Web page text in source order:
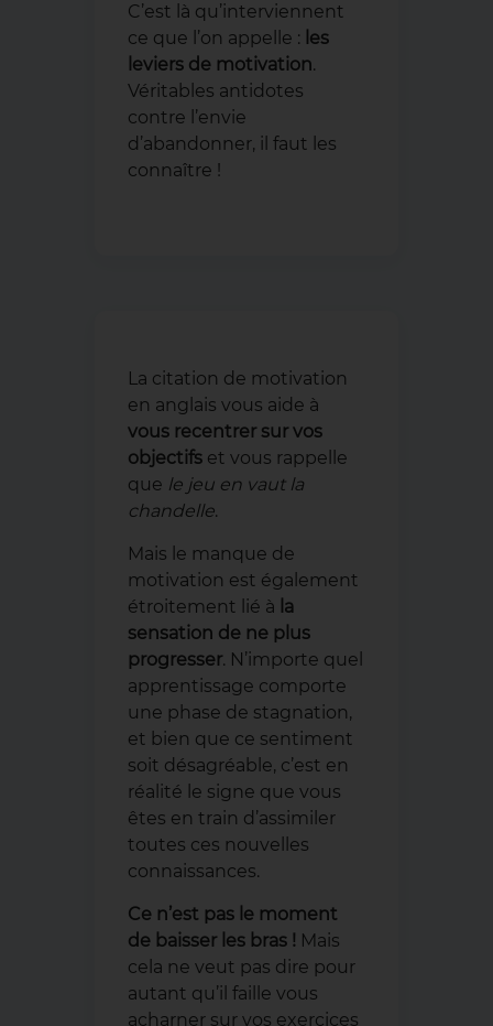
C’est là qu’interviennent
ce que l’on appelle : les
leviers de motivation.
Véritables antidotes
contre l’envie
d’abandonner, il faut les
connaître !
La citation de motivation
en anglais vous aide à
vous recentrer sur vos
objectifs et vous rappelle
que le jeu en vaut la
chandelle.
Mais le manque de
motivation est également
étroitement lié à la
sensation de ne plus
progresser. N’importe quel
apprentissage comporte
une phase de stagnation,
et bien que ce sentiment
soit désagréable, c’est en
réalité le signe que vous
êtes en train d’assimiler
toutes ces nouvelles
connaissances.
Ce n’est pas le moment
de baisser les bras ! Mais
cela ne veut pas dire pour
autant qu’il faille vous
acharner sur vos exercices